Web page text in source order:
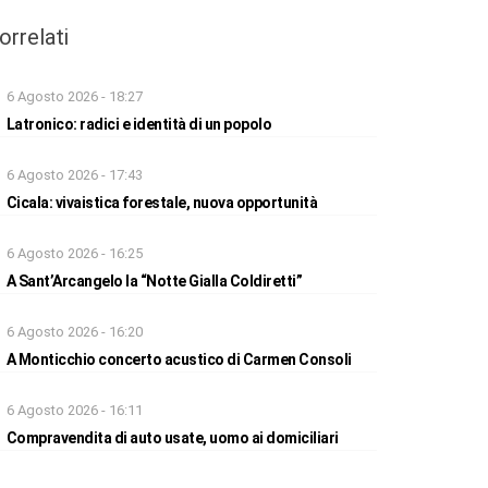
6 Agosto 2026 - 18:27
Latronico: radici e identità di un popolo
6 Agosto 2026 - 17:43
Cicala: vivaistica forestale, nuova opportunità
6 Agosto 2026 - 16:25
A Sant’Arcangelo la “Notte Gialla Coldiretti”
6 Agosto 2026 - 16:20
A Monticchio concerto acustico di Carmen Consoli
6 Agosto 2026 - 16:11
Compravendita di auto usate, uomo ai domiciliari